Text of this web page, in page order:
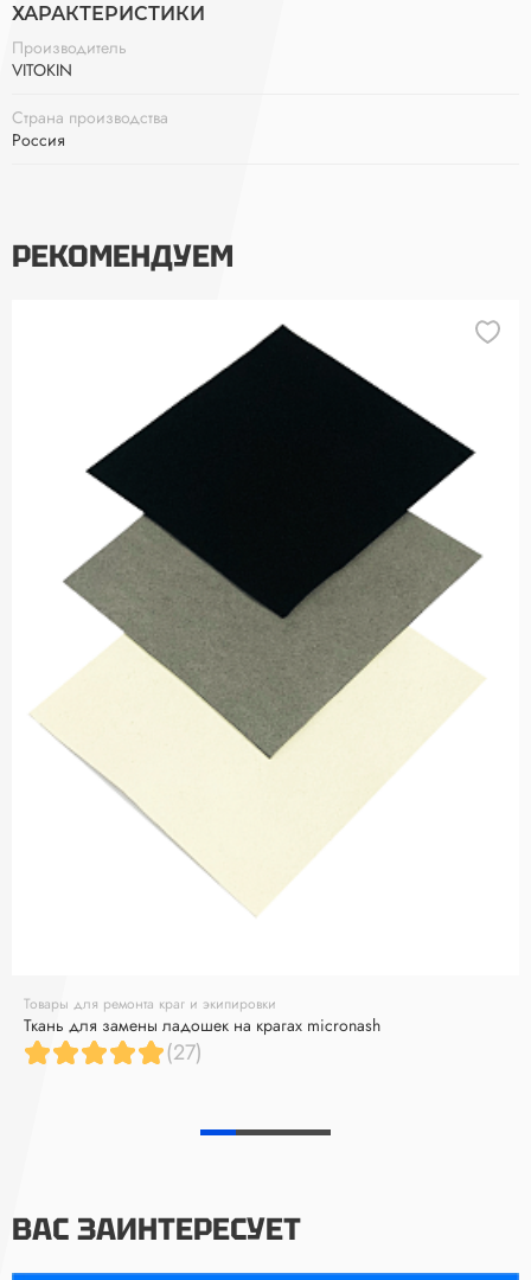
ХАРАКТЕРИСТИКИ
Производитель
VITOKIN
Страна производства
Россия
РЕКОМЕНДУЕМ
Товары для ремонта краг и экипировки
Ткань для замены ладошек на крагах micronash
(27)
ВАС ЗАИНТЕРЕСУЕТ